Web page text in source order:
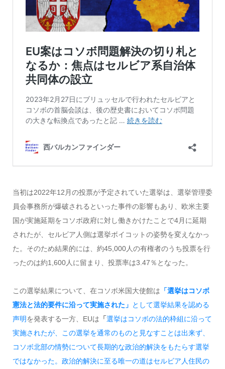
当初は2022年12月の投票が予定されていた選挙は、選挙管理委
員会事務所が爆破されるといった事件の影響もあり、欧米主要
国が実施延期をコソボ政府に対し働きかけたことで4月に延期
されたが、セルビア人側は選挙ボイコットの姿勢を変えなかっ
た。そのため結果的には、約45,000人の有権者のうち投票を行
ったのは約1,600人に留まり、投票率は3.47％となった。
この選挙結果について、在コソボ米国大使館は 「選挙はコソボ
憲法と法的要件に沿って実施された」 として選挙結果を認める
声明を発表する一方、EUは 「選挙はコソボの法的枠組に沿って
実施されたが、この選挙を通常のものと見なすことは出来ず、
コソボ北部の情勢について長期的な政治的解決をもたらす選挙
ではなかった。政治的解決に至る唯一の道はセルビア人住民の